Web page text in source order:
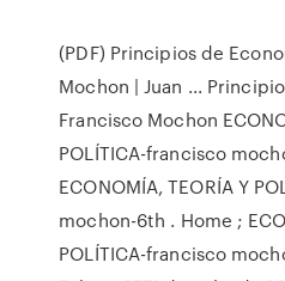
(PDF) Principios de
Mochon | Juan ...
Francisco Mochon
POLÍTICA-francisco
ECONOMÍA, TEORÍA Y
mochon-6th . Home ;
POLÍTICA-francisco